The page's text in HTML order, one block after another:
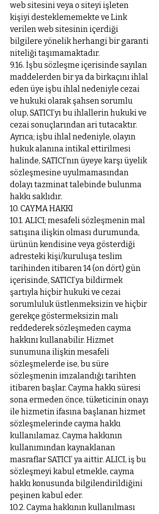
web sitesini veya o siteyi işleten
kişiyi desteklememekte ve Link
verilen web sitesinin içerdiği
bilgilere yönelik herhangi bir garanti
niteliği taşımamaktadır.
9.16. İşbu sözleşme içerisinde sayılan
maddelerden bir ya da birkaçını ihlal
eden üye işbu ihlal nedeniyle cezai
ve hukuki olarak şahsen sorumlu
olup, SATICI’yı bu ihlallerin hukuki ve
cezai sonuçlarından ari tutacaktır.
Ayrıca; işbu ihlal nedeniyle, olayın
hukuk alanına intikal ettirilmesi
halinde, SATICI’nın üyeye karşı üyelik
sözleşmesine uyulmamasından
dolayı tazminat talebinde bulunma
hakkı saklıdır.
10. CAYMA HAKKI
10.1. ALICI; mesafeli sözleşmenin mal
satışına ilişkin olması durumunda,
ürünün kendisine veya gösterdiği
adresteki kişi/kuruluşa teslim
tarihinden itibaren 14 (on dört) gün
içerisinde, SATICI’ya bildirmek
şartıyla hiçbir hukuki ve cezai
sorumluluk üstlenmeksizin ve hiçbir
gerekçe göstermeksizin malı
reddederek sözleşmeden cayma
hakkını kullanabilir. Hizmet
sunumuna ilişkin mesafeli
sözleşmelerde ise, bu süre
sözleşmenin imzalandığı tarihten
itibaren başlar. Cayma hakkı süresi
sona ermeden önce, tüketicinin onayı
ile hizmetin ifasına başlanan hizmet
sözleşmelerinde cayma hakkı
kullanılamaz. Cayma hakkının
kullanımından kaynaklanan
masraflar SATICI’ ya aittir. ALICI, iş bu
sözleşmeyi kabul etmekle, cayma
hakkı konusunda bilgilendirildiğini
peşinen kabul eder.
10.2. Cayma hakkının kullanılması